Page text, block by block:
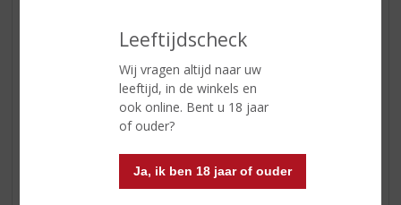
Leeftijdscheck
Wij vragen altijd naar uw
leeftijd, in de winkels en
ook online. Bent u 18 jaar
of ouder?
Ja, ik ben 18 jaar of ouder
Boomsa Bramenlikeur
Elk jaar trekken liefhebbers de bossen in om de
donkerrode, rijpe bramen te plukken waar ze zelf jam
van maken. In die zelfde vrije natuur worden met
evenveel liefde de bramen geoogst voor